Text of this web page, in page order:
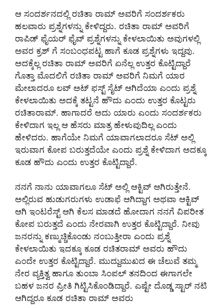
ಆ ಸಂದರ್ಶನದಲ್ಲಿ ರಚಿತಾ ರಾಮ್ ಅವರಿಗೆ ಸಂದರ್ಶಕರು
ಹಲವಾರು ಪ್ರಶ್ನೆಗಳನ್ನು ಕೇಳಿದ್ದರು. ರಚಿತಾ ರಾಮ್ ಅವರಿಗೆ
ರಾಪಿಡ್ ಫೈಯರ್ ಫೈವ್ ಪ್ರಶ್ನೆಗಳನ್ನು ಕೇಳಲಾಯಿತು ಅವುಗಳಲ್ಲಿ
ಅವರ ಕ್ರಶ್ ಗೆ ಸಂಬಂಧಪಟ್ಟ ಹಾಗೆ ಕೂಡ ಪ್ರಶ್ನೆಗಳು ಇದ್ದವು.
ಅದಕ್ಕೆಲ್ಲ ರಚಿತಾ ರಾಮ್ ಅವರಿಗೆ ಏನೆಲ್ಲ ಉತ್ತರ ಕೊಟ್ಟಿದ್ದಾರೆ
ಗೊತ್ತಾ ಮೊದಲಿಗೆ ರಚಿತಾ ರಾಮ್ ಅವರಿಗೆ ನಿಮಗೆ ಯಾರ
ಮೇಲಾದರೂ ಲವ್ ಅಟ್ ಫಸ್ಟ್ ಸೈಟ್ ಆಗಿದೆಯಾ ಎಂದು ಪ್ರಶ್ನೆ
ಕೇಳಲಾಯಿತು ಅದಕ್ಕೆ ತಟ್ಟನೆ ಹೌದು ಎಂದು ಉತ್ತರ ಕೊಟ್ಟರು
ರಚಿತಾರಾಮ್. ಹಾಗಾದರೆ ಅದು ಯಾರು ಎಂದು ಸಂದರ್ಶಕರು
ಕೇಳಿದಾಗ ಇಲ್ಲ ಆ ಹೆಸರು ಮಾತ್ರ ಹೇಳುವುದಿಲ್ಲ ಎಂದು
ಹೇಳಿದರು. ಹಾಗೆಯೇ ನಿಮಗೆ ಯಾವಾಗಲಾದರೂ ಸೆಟ್ ಅಲ್ಲಿ
ಇರುವಾಗ ಕೋಪ ಬರುತ್ತದೆಯೇ ಎಂದು ಪ್ರಶ್ನೆ ಕೇಳಿದಾಗ ಅದಕ್ಕೂ
ಕೂಡ ಹೌದು ಎಂದು ಉತ್ತರ ಕೊಟ್ಟಿದ್ದಾರೆ.
ನನಗೆ ನಾನು ಯಾವಾಗಲೂ ಸೆಟ್ ಅಲ್ಲಿ ಆಕ್ಟಿವ್ ಆಗಿರುತ್ತೇನೆ.
ಅಲ್ಲಿರುವ ಹುಡುಗರುಗಳು ಉಡಾಫೆ ಆಗಿದ್ದಾಗ ಅಥವಾ ಆಕ್ಟಿವ್
ಆಗಿ ಇಂಟರೆಸ್ಟ್ ಆಗಿ ಕೆಲಸ ಮಾಡದೆ ಹೋದಾಗ ನನಗೆ ವಿಪರೀತ
ಕೋಪ ಬರುತ್ತದೆ ಎಂದು ನೇರವಾಗಿ ಉತ್ತರ ಕೊಟ್ಟಿದ್ದಾರೆ. ನೀವು
ಜನರನ್ನು ಕಣ್ಮುಚ್ಚಿಕೊಂಡು ನಂಬುತ್ತೀರಾ ಎಂದು ಪ್ರಶ್ನೆ
ಕೇಳಲಾಯಿತು ಇದಕ್ಕೂ ಕೂಡ ರಚಿತರಾಮ್ ಅವರು ಹೌದು
ಎಂದೇ ಉತ್ತರ ಕೊಟ್ಟಿದ್ದಾರೆ. ಮುದ್ದುಮುಖದ ಈ ಚೆಲುವೆ ತಮ್ಮ
ನೇರ ವ್ಯಕ್ತಿತ್ವ ಹಾಗೂ ತುಂಬಾ ಸಿಂಪಲ್ ತನದಿಂದ ಈಗಾಗಲೇ
ಬಹಳ ಜನರ ಪ್ರೀತಿ ಗಿಟ್ಟಿಸಿಕೊಂಡಿದ್ದಾರೆ. ಎಷ್ಟೇ ದೊಡ್ಡ ಸ್ಟಾರ್ ನಟಿ
ಆಗಿದ್ದರೂ ಕೂಡ ರಚಿತಾ ರಾಮ್ ಅವರು